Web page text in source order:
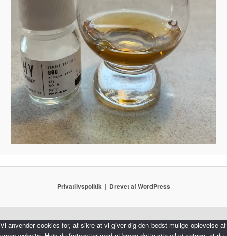
Privatlivspolitik Drevet af WordPress
Vi anvender cookies for, at sikre at vi giver dig den bedst mulige oplevelse af